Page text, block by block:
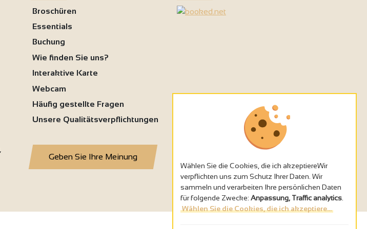
Broschüren
Essentials
Buchung
Wie finden Sie uns?
Interaktive Karte
Webcam
Häufig gestellte Fragen
Unsere Qualitätsverpflichtungen
Geben Sie Ihre Meinung
Wählen Sie die Cookies, die ich akzeptiereWir
verpflichten uns zum Schutz Ihrer Daten. Wir
sammeln und verarbeiten Ihre persönlichen Daten
für folgende Zwecke: Anpassung, Traffic analytics
Wählen Sie die Cookies, die ich akzeptiere...